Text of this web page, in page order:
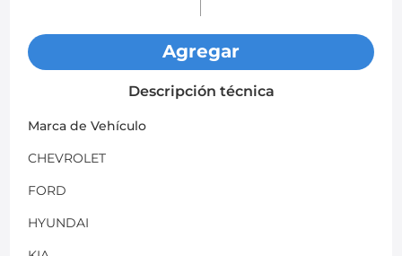
Agregar
Descripción técnica
Marca de Vehículo
CHEVROLET
FORD
HYUNDAI
. chevrolet sail